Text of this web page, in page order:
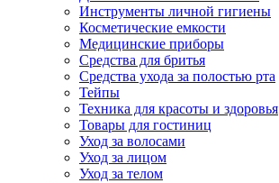
Инструменты личной гигиены
Косметические емкости
Медицинские приборы
Средства для бритья
Средства ухода за полостью рта
Тейпы
Техника для красоты и здоровья
Товары для гостиниц
Уход за волосами
Уход за лицом
Уход за телом